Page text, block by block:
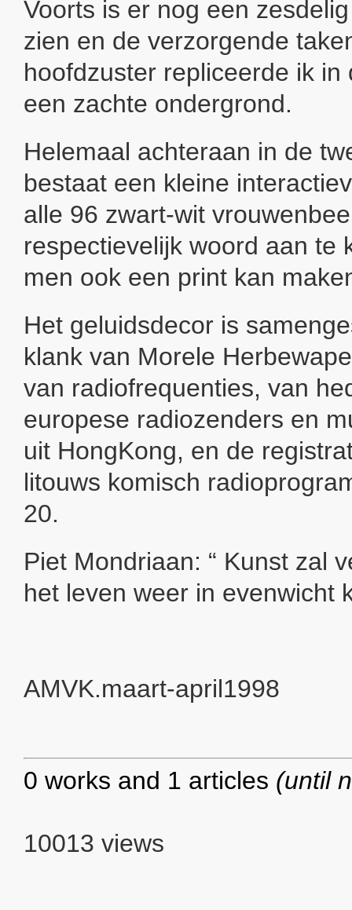
Voorts is er nog een
zien en de verzorgende
hoofdzuster repliceerde ik in
een zachte ondergrond.
Helemaal achteraan in de
bestaat een kleine
alle 96 zwart-wit
respectievelijk woord aan te
men ook een print kan
Het geluidsdecor is
klank van Morele
van radiofrequenties, van
europese radiozenders en
uit HongKong, en de
litouws komisch
20.
Piet Mondriaan: “ Kunst zal
het leven weer in evenwicht
AMVK.maart-april1998
0 works and 1 articles (until
10013 views